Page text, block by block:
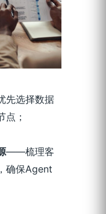
选择数据
点；
——梳理客
确保Agent